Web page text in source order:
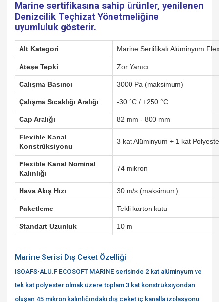
Marine sertifikasına sahip ürünler, yenilenen
Denizcilik Teçhizat Yönetmeliğine
uyumluluk gösterir.
Alt Kategori Marine Sertifikalı Alüminyum
Ateşe Tepki Zor Yanıcı
Çalışma Basıncı 3000 Pa (maksimum)
Çalışma Sıcaklığı Aralığı -30 °C / +250 °C
Çap Aralığı 82 mm - 800 mm
Flexible Kanal
Konstrüksiyonu
3 kat Alüminyum + 1 kat
Flexible Kanal Nominal
Kalınlığı
74 mikron
Hava Akış Hızı 30 m/s (maksimum)
Paketleme Tekli karton kutu
Standart Uzunluk 10 m
Marine Serisi Dış Ceket Özelliği
ISOAFS-ALU.F ECOSOFT MARINE serisinde 2 kat alüminyum ve
tek kat polyester olmak üzere toplam 3 kat konstrüksiyondan
oluşan 45 mikron kalınlığındaki dış ceket iç kanalla izolasyonu